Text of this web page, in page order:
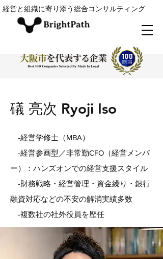
経営と組織に寄り添う総合コンサルティング
礒 亮次 Ryoji Iso
-経営学修士（MBA）
-経営参画型／非常勤CFO（経営メンバ
ー）：ハンズオンでの経営支援スタイル
-財務戦略・経営管理・資金繰り・銀行
融資対応などの不安の解消実績多数
-複数社の社外役員を歴任